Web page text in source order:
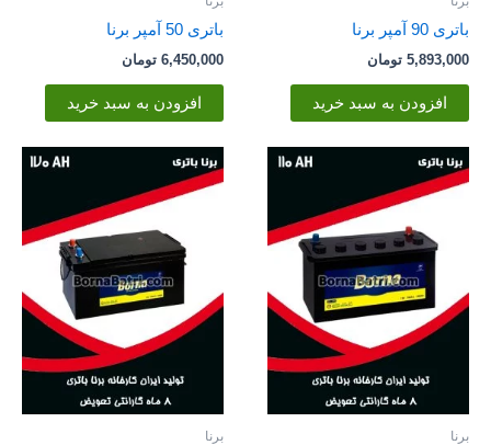
باتری 90 آمپر برنا
5,893,000 تومان
افزودن به سبد خرید
باتری 50 آمپر برنا
6,450,000 تومان
افزودن به سبد خرید
برنا برنا